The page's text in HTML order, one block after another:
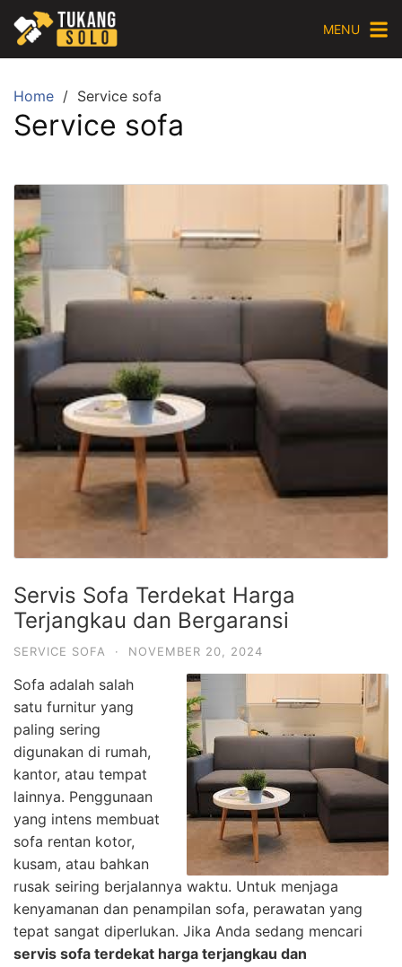
content
MENU
Home Service sofa
Service sofa
Servis Sofa Terdekat Harga
Terjangkau dan Bergaransi
SERVICE SOFA · NOVEMBER 20, 2024
Sofa adalah salah
satu furnitur yang
paling sering
digunakan di rumah,
kantor, atau tempat
lainnya. Penggunaan
yang intens membuat
sofa rentan kotor,
kusam, atau bahkan
rusak seiring berjalannya waktu. Untuk menjaga
kenyamanan dan penampilan sofa, perawatan yang
tepat sangat diperlukan. Jika Anda sedang mencari
servis sofa terdekat harga terjangkau dan